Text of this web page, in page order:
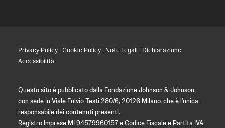
Privacy Policy | Cookie Policy | Note Legali | Dichiarazione
Accessibilità
Questo sito è pubblicato dalla Fondazione Johnson & Johnson,
con sede in Viale Fulvio Testi 280/6, 20126 Milano, che è l’unica
responsabile dei contenuti presenti.
Registro Imprese MI 94579960157 e Codice Fiscale e Partita IVA